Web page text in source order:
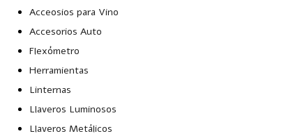
Acceosios para Vino
Accesorios Auto
Flexómetro
Herramientas
Linternas
Llaveros Luminosos
Llaveros Metálicos